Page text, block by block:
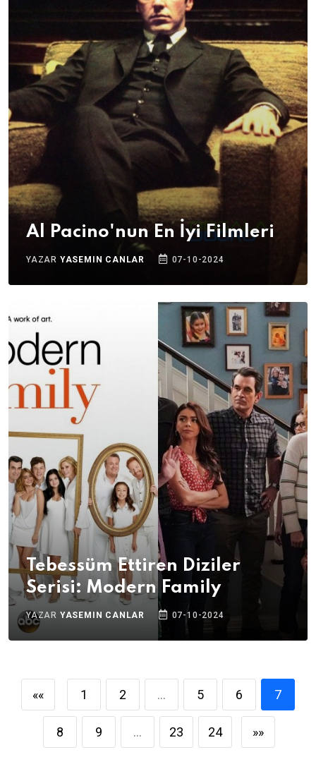
Al Pacino'nun En İyi Filmleri
YAZAR YASEMIN CANLAR 07-10-2024
Tebessüm Ettiren Diziler
Serisi: Modern Family
YAZAR YASEMIN CANLAR 07-10-2024
«« 1 2 ... 5 6 7
8 9 ... 23 24 »»